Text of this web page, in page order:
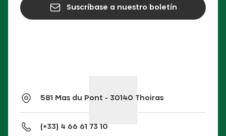
581 Mas du Pont - 30140 Thoiras
(+33) 4 66 61 73 10
Suscríbase a nuestro boletín